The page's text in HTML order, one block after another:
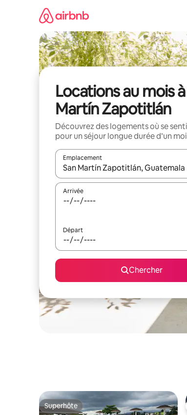
Locations au mois
Martín Zapotitlán
Découvrez des logements où se
pour un séjour longue durée d’un
Emplacement
Quand les résultats sont affichés,
Arrivée
Départ
Chercher
Superhôte
Superhôte